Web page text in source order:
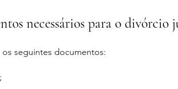
necessários para o divórcio
seguintes documentos: